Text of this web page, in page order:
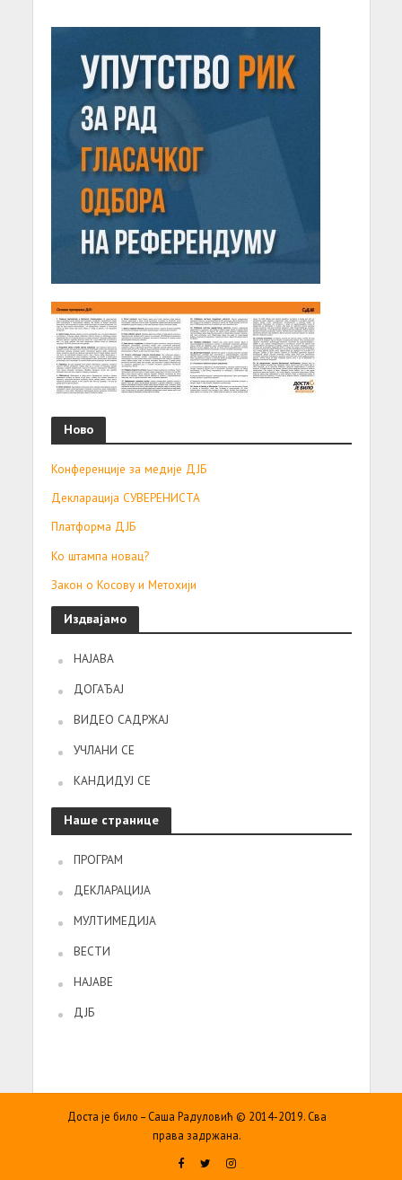
Ново
Конференције за медије ДЈБ
Декларација СУВЕРЕНИСТА
Платформа ДЈБ
Ко штампа новац?
Закон о Косову и Метохији
Издвајамо
НАЈАВА
ДОГАЂАЈ
ВИДЕО САДРЖАЈ
УЧЛАНИ СЕ
КАНДИДУЈ СЕ
Наше странице
ПРОГРАМ
ДЕКЛАРАЦИЈА
МУЛТИМЕДИЈА
ВЕСТИ
НАЈАВЕ
ДЈБ
Доста је било – Саша Радуловић © 2014-2019. Сва
права задржана.